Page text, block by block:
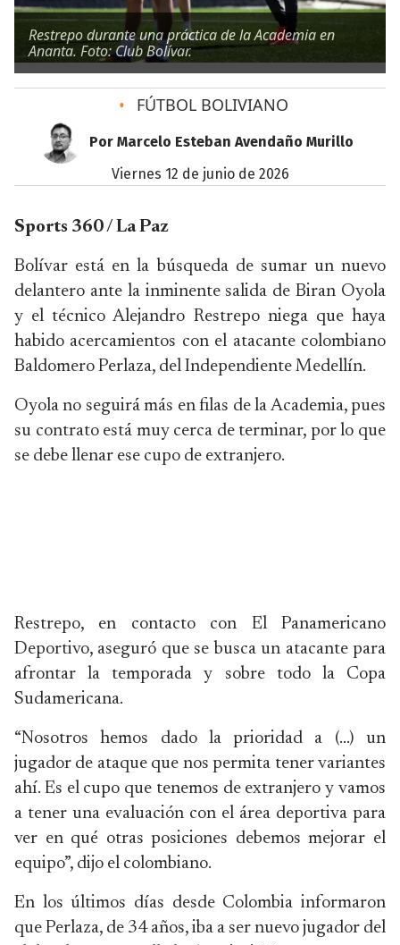
Restrepo durante una práctica de la Academia en
Ananta. Foto: Club Bolívar.
• FÚTBOL BOLIVIANO
Por Marcelo Esteban Avendaño Murillo
viernes 12 de junio de 2026
Sports 360 / La Paz
Bolívar está en la búsqueda de sumar un nuevo
delantero ante la inminente salida de Biran Oyola
y el técnico Alejandro Restrepo niega que haya
habido acercamientos con el atacante colombiano
Baldomero Perlaza, del Independiente Medellín.
Oyola no seguirá más en filas de la Academia, pues
su contrato está muy cerca de terminar, por lo que
se debe llenar ese cupo de extranjero.
Restrepo, en contacto con El Panamericano
Deportivo, aseguró que se busca un atacante para
afrontar la temporada y sobre todo la Copa
Sudamericana.
“Nosotros hemos dado la prioridad a (…) un
jugador de ataque que nos permita tener variantes
ahí. Es el cupo que tenemos de extranjero y vamos
a tener una evaluación con el área deportiva para
ver en qué otras posiciones debemos mejorar el
equipo”, dijo el colombiano.
En los últimos días desde Colombia informaron
que Perlaza, de 34 años, iba a ser nuevo jugador del